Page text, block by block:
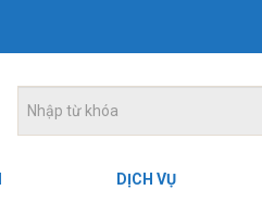
DỊCH VỤ